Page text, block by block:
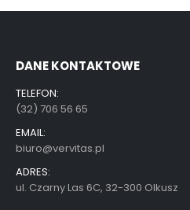
DANE KONTAKTOWE
TELEFON:
(32) 706 56 65
EMAIL:
biuro@vervitas.pl
ADRES:
ul. Czarny Las 6C, 32-300 Olkusz